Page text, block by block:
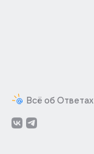
Всё об Ответах